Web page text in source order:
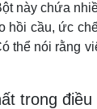
này chứa
hồi cầu, ức
thể nói rằng
trong